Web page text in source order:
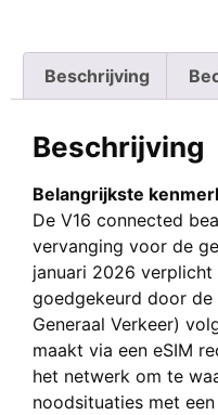
Beschrijving
Beschrijving
Belangrijkste
De V16 connected
vervanging voor de
januari 2026
goedgekeurd door de
Generaal Verkeer)
maakt via een eSIM
het netwerk om te
noodsituaties met